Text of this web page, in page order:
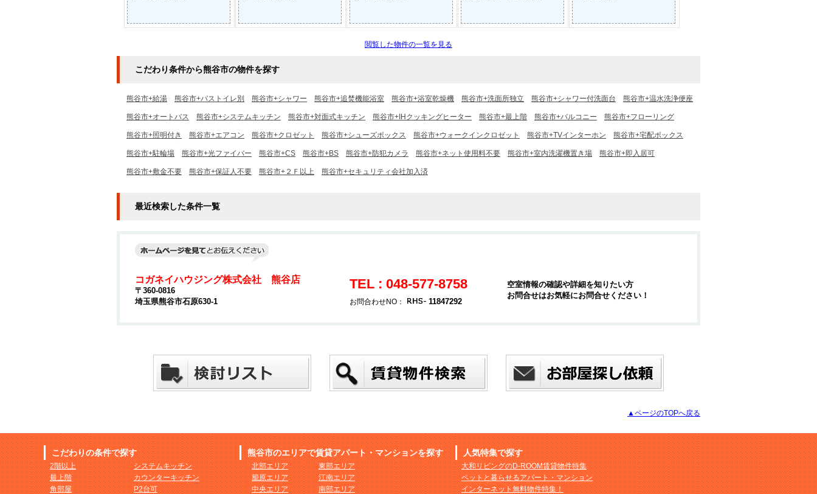
閲覧した物件の一覧を見る
こだわり条件から熊谷市の物件を探す
熊谷市+給湯 熊谷市+バストイレ別 熊谷市+シャワー 熊谷市+追焚機能浴室 熊谷市+浴室乾燥機 熊谷市+洗面所独立 熊谷市+シャワー付洗面台 熊谷市+温水洗浄便座
熊谷市+オートバス 熊谷市+システムキッチン 熊谷市+対面式キッチン 熊谷市+IHクッキングヒーター 熊谷市+最上階 熊谷市+バルコニー 熊谷市+フローリング
熊谷市+照明付き 熊谷市+エアコン 熊谷市+クロゼット 熊谷市+シューズボックス 熊谷市+ウォークインクロゼット 熊谷市+TVインターホン 熊谷市+宅配ボックス
熊谷市+駐輪場 熊谷市+光ファイバー 熊谷市+CS 熊谷市+BS 熊谷市+防犯カメラ 熊谷市+ネット使用料不要 熊谷市+室内洗濯機置き場 熊谷市+即入居可
熊谷市+敷金不要 熊谷市+保証人不要 熊谷市+２Ｆ以上 熊谷市+セキュリティ会社加入済
最近検索した条件一覧
コガネイハウジング株式会社 熊谷店
〒360-0816
埼玉県熊谷市石原630-1
TEL : 048-577-8758
お問合わせNO： 11847292
空室情報の確認や詳細を知りたい方
お問合せはお気軽にお問合せください！
▲ページのTOPへ戻る
こだわりの条件で探す
2階以上
最上階
角部屋
システムキッチン
カウンターキッチン
P2台可
熊谷市のエリアで賃貸アパート・マンションを探す
北部エリア
籠原エリア
中央エリア
東部エリア
江南エリア
南部エリア
人気特集で探す
大和リビングのD-ROOM賃貸物件特集
ペットと暮らせるアパート・マンション
インターネット無料物件特集！